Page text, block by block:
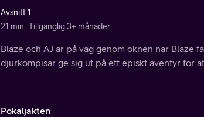
Avsnitt 1
21 min Tillgänglig 3+ månader
Blaze och AJ är på väg genom öknen när Blaze
djurkompisar ge sig ut på ett episkt äventyr för
Pokaljakten